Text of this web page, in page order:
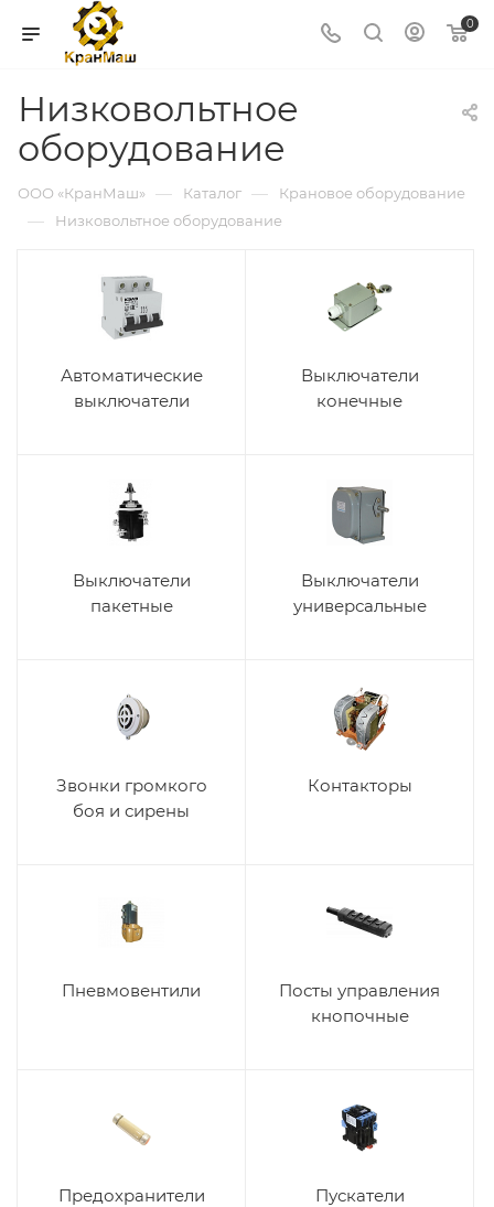
0
Низковольтное
оборудование
ООО «КранМаш» — Каталог — Крановое оборудование
— Низковольтное оборудование
Автоматические
выключатели
Выключатели
конечные
Выключатели
пакетные
Выключатели
универсальные
Звонки громкого
боя и сирены
Контакторы
Пневмовентили
Посты управления
кнопочные
Предохранители
Пускатели